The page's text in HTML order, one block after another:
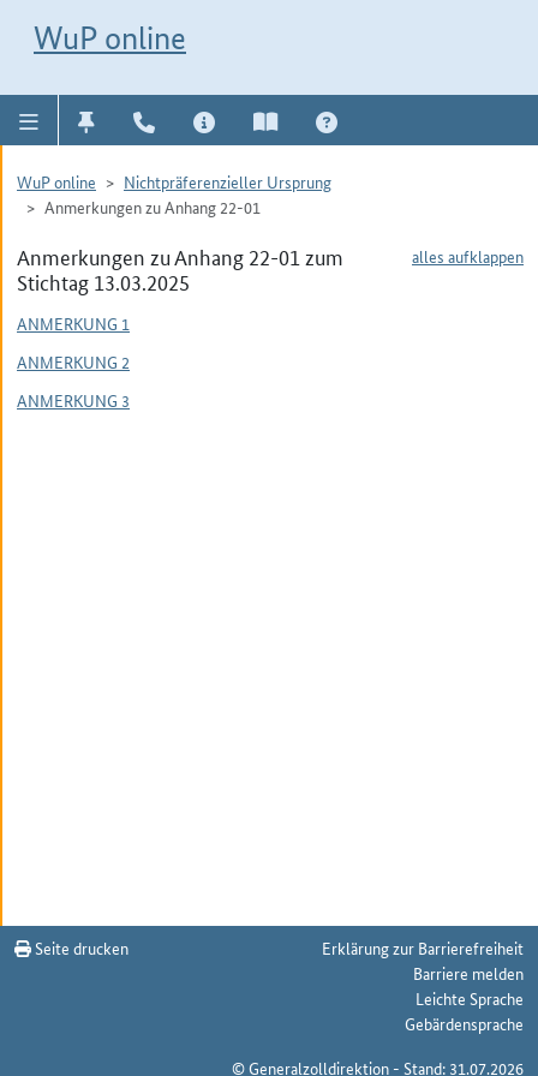
WuP online
WuP online
Nichtpräferenzieller Ursprung
Anmerkungen zu Anhang 22-01
alles aufklappen
Anmerkungen zu Anhang 22-01 zum
Stichtag 13.03.2025
ANMERKUNG 1
ANMERKUNG 2
ANMERKUNG 3
Seite drucken
Erklärung zur Barrierefreiheit
Barriere melden
Leichte Sprache
Gebärdensprache
© Generalzolldirektion - Stand: 31.07.2026